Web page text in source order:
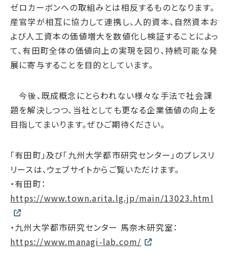
情報セキュリティ
ガバナンスデータ
地球への配当
ESGデータ
サステナブルファイナンス
GRIスタンダード対照表
統合報告書ダウンロード
ゼロカーボンへの取組みとは相反するものとなります。
産官学が相互に協力して連携し、人的資本、自然資本お
よび人工資本の価値増大を数値化し検証することによっ
て、有田町全体の価値向上の実現を図り、持続可能な発
展に寄与することを目的としています。
今後、既成概念にとらわれない様々な手法で社会課
題を解決しつつ、当社としても更なる企業価値の向上を
目指してまいります。ぜひご期待ください。
「有田町」及び「九州大学都市研究センター」のプレスリ
リースは、ウェブサイトからご覧いただけます。
・有田町：
https://www.town.arita.lg.jp/main/13023.html
・九州大学都市研究センター 馬奈木研究室：
https://www.managi-lab.com/